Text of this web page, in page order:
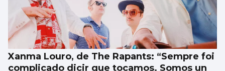
CRISIS MIGRATORIA
Los centenares de menores que siguen en
Ceuta, problema mayor vigente de la crisis
Xanma Louro, de The Rapants: “Sempre foi
complicado dicir que tocamos. Somos un